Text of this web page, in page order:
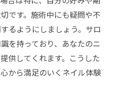
です。施術中にも疑問や不
るようにしましょう。サロ
を持っており、あなたのニ
供してくれます。こうした
から満足のいくネイル体験